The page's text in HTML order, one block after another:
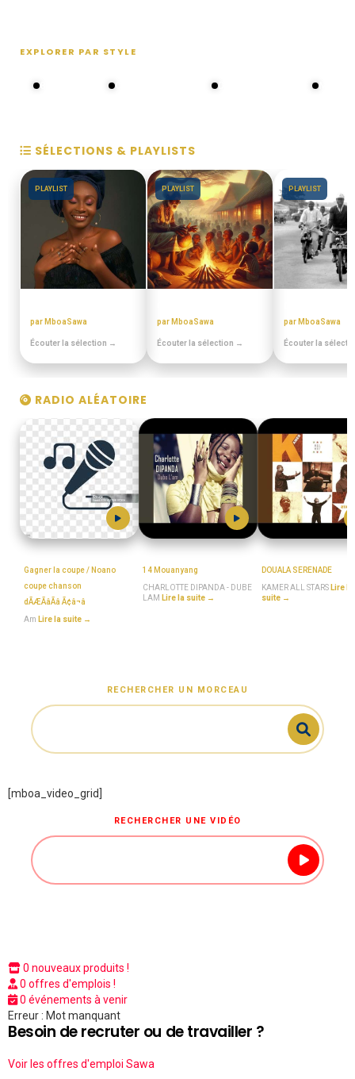
EXPLORER PAR STYLE
SÉLECTIONS & PLAYLISTS
PLAYLIST
par MboaSawa
Écouter la sélection →
PLAYLIST
par MboaSawa
Écouter la sélection →
PLAYLIST
par MboaSawa
Écouter la
RADIO ALÉATOIRE
Gagner la coupe / Noano
coupe chanson
dÃÆÃâÃâ Ã¢â¬â
Am Lire la suite →
14 Mouanyang
CHARLOTTE DIPANDA - DUBE
LAM Lire la suite →
DOUALA SERENADE
KAMER ALL STARS Lire la
suite →
RECHERCHER UN MORCEAU
[mboa_video_grid]
RECHERCHER UNE VIDÉO
0 nouveaux produits !
0 offres d'emplois !
0 événements à venir
Erreur : Mot manquant
Besoin de recruter ou de travailler ?
Voir les offres d'emploi Sawa